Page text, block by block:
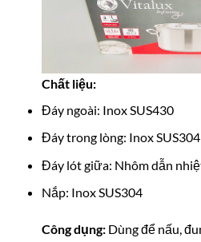
Chất liệu:
Đáy ngoài: Inox SUS430
Đáy trong lòng: Inox SUS304
Đáy lót giữa: Nhôm dẫn
Nắp: Inox SUS304
Công dụng: Dùng để nấu,